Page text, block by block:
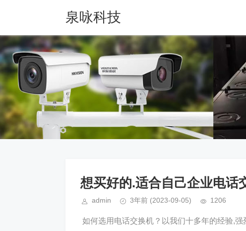
泉咏科技
想买好的.适合自己企业电话
admin 3年前 (2023-09-05) 1206
如何选用电话交换机？以我们十多年的经验,